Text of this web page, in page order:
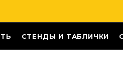
СТЕНДЫ И ТАБЛИЧКИ